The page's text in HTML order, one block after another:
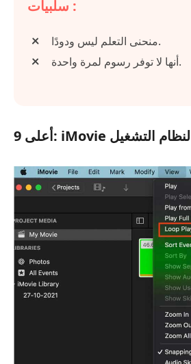
سلبيات :
منحنى التعلم ليس ودودًا.
أنها لا توفر رسوم لمرة واحدة.